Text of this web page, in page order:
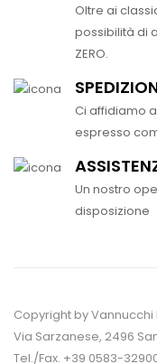
Oltre ai
possibilità di
ZERO.
Ci affidiamo
espresso
Un nostro
disposizione
Copyright by
Via Sarzanese, 2496
Tel./Fax. +39 0583-